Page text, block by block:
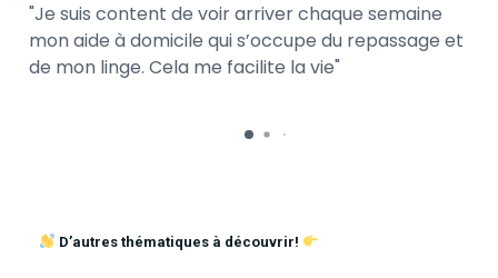
Je suis content de voir arriver chaque semaine
mon aide à domicile qui s’occupe du repassage et
de mon linge. Cela me facilite la vie
D’autres thématiques à découvrir!